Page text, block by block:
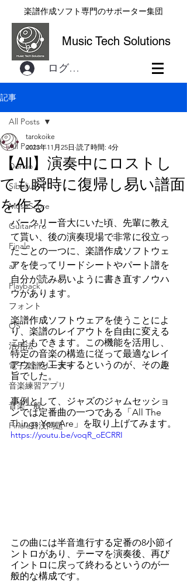
楽譜作成ソフト専門のサポーター集団
Music Tech Solutions
ログイン
記事
All Posts
Dorico
Sibelius
MuseScore
Guitar Pro
Finale
all
Playback
フォント
OS
活用法
電子楽譜リーダー
音楽練習アプリ
音楽一般
Finale日没問題
All Posts
【All】演奏中にロストし
ても瞬時に復帰し易い譜面
を作る
tarokoike
2023年11月25日 読了時間: 4分
バークリー音大にいた頃、先輩に教え
て貰い、後の演奏現場で非常に役立っ
たことの一つに、楽譜作成ソフトウェ
アを使ってリードシートやパート譜を
自分が読み易いように書き直すノウハ
ウがあります。
楽譜作成ソフトウェアを使うことによ
り、楽譜のレイアウトを自由に変える
こともできます。この機能を活用し、
特定の音楽の構造に従って最適なレイ
アウトを工夫するというのが、その趣
旨でした。
事例として、ジャズのジャムセッショ
ンでは定番曲の一つである「All The
Things You Are」を取り上げてみます。
https://youtu.be/voqR_oECRRI
この曲には半音進行する定番の8小節イ
ントロがあり、テーマを演奏後、再び
イントロに戻って終わるというのが一
般的な構成です。